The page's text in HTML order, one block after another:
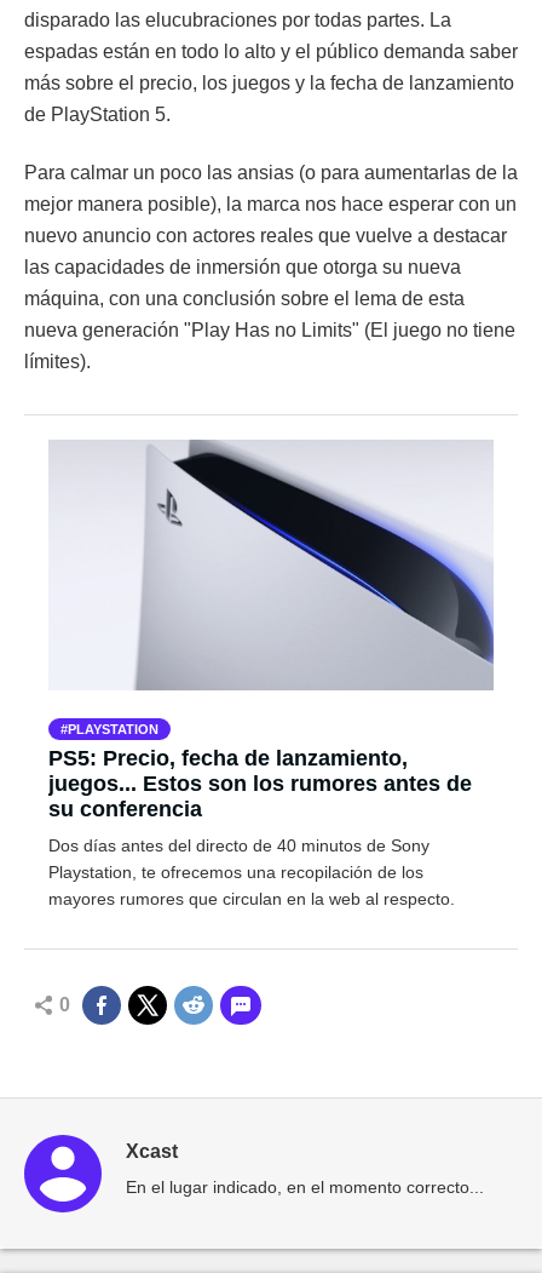
disparado las elucubraciones por todas partes. La
espadas están en todo lo alto y el público demanda saber
más sobre el precio, los juegos y la fecha de lanzamiento
de PlayStation 5.
Para calmar un poco las ansias (o para aumentarlas de la
mejor manera posible), la marca nos hace esperar con un
nuevo anuncio con actores reales que vuelve a destacar
las capacidades de inmersión que otorga su nueva
máquina, con una conclusión sobre el lema de esta
nueva generación "Play Has no Limits" (El juego no tiene
límites).
PLAYSTATION
PS5: Precio, fecha de lanzamiento,
juegos... Estos son los rumores antes de
su conferencia
Dos días antes del directo de 40 minutos de Sony
Playstation, te ofrecemos una recopilación de los
mayores rumores que circulan en la web al respecto.
0
Xcast
En el lugar indicado, en el momento correcto...